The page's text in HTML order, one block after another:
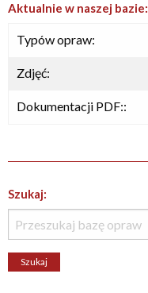
Aktualnie w naszej bazie:
Typów opraw:
Zdjęć:
Dokumentacji PDF::
Szukaj: